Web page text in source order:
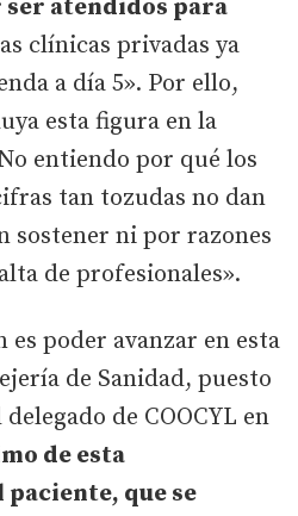
atendidos para
clínicas privadas ya
a día 5». Por ello,
esta figura en la
entiendo por qué los
tan tozudas no dan
sostener ni por razones
de profesionales».
es poder avanzar en esta
de Sanidad, puesto
de COOCYL en
de esta
que se